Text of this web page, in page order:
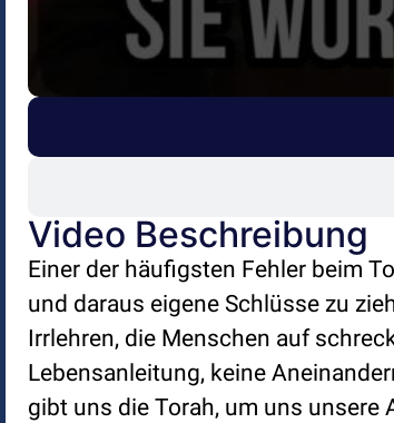
Video Beschreibung
Einer der häufigsten Fehler beim
und daraus eigene Schlüsse zu
Irrlehren, die Menschen auf
Lebensanleitung, keine
gibt uns die Torah, um uns unsere